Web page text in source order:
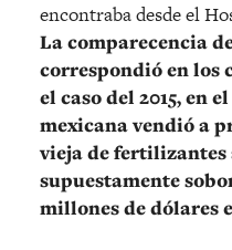
encontraba desde el
La comparecencia
correspondió en los
el caso del 2015, en
mexicana vendió a
vieja de fertilizantes
supuestamente
millones de dólares